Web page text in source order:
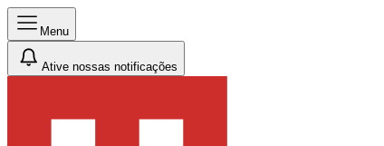
Menu
Ative nossas notificações